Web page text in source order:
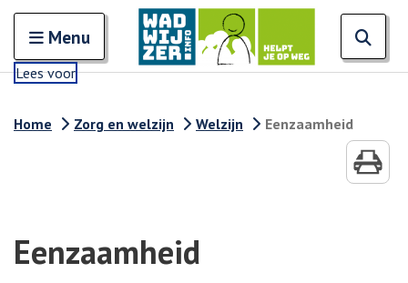
Open en sluit het
Menu
Lees voor
Home Zorg en welzijn Welzijn Eenzaamheid
Eenzaamheid